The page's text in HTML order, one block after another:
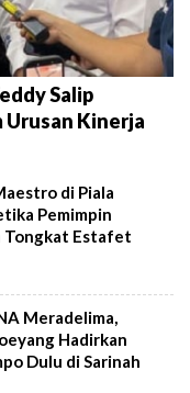
Salip
Urusan Kinerja
di Piala
Pemimpin
Tongkat Estafet
Meradelima,
Hadirkan
Dulu di Sarinah